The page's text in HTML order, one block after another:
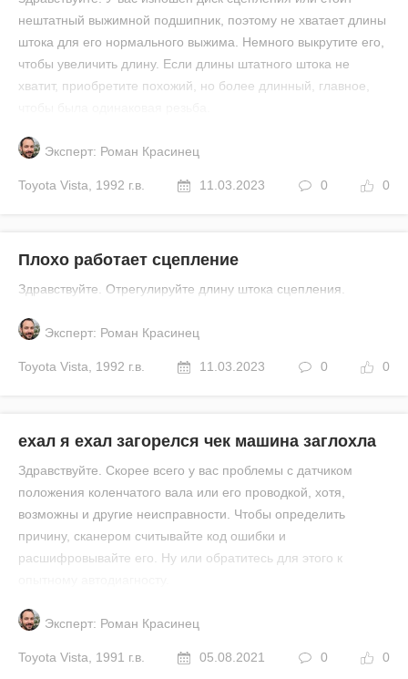
нештатный выжимной подшипник, поэтому не хватает длины
штока для его нормального выжима. Немного выкрутите его,
чтобы увеличить длину. Если длины штатного штока не
хватит, приобретите похожий, но более длинный, главное,
Эксперт: Роман Красинец
Toyota Vista 1992 г.в. 11.03.2023 0 0
Плохо работает сцепление
Здравствуйте. Отрегулируйте длину штока сцепления.
Эксперт: Роман Красинец
Toyota Vista 1992 г.в. 11.03.2023 0 0
ехал я ехал загорелся чек машина заглохла
Здравствуйте. Скорее всего у вас проблемы с датчиком
положения коленчатого вала или его проводкой, хотя,
возможны и другие неисправности. Чтобы определить
причину, сканером считывайте код ошибки и
расшифровывайте его. Ну или обратитесь для этого к
Эксперт: Роман Красинец
Toyota Vista 1991 г.в. 05.08.2021 0 0